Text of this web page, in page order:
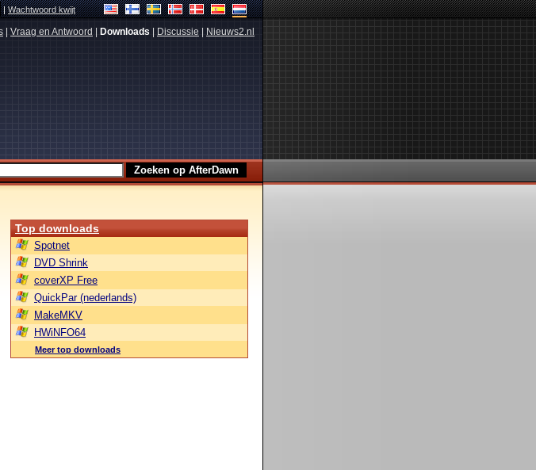
|Wachtwoord kwijt
Vraag en Antwoord Downloads Discussie Nieuws2.nl
Top downloads
Spotnet
DVD Shrink
coverXP Free
QuickPar (nederlands)
MakeMKV
HWiNFO64
Meer top downloads